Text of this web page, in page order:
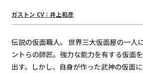
ガストン CV：井上和彦
伝説の仮⾯職⼈。 世界三⼤仮⾯屋の⼀⼈
ントらの師匠。強⼒な能⼒を有する仮⾯
出す。しかし、⾃⾝が作った武神の仮⾯